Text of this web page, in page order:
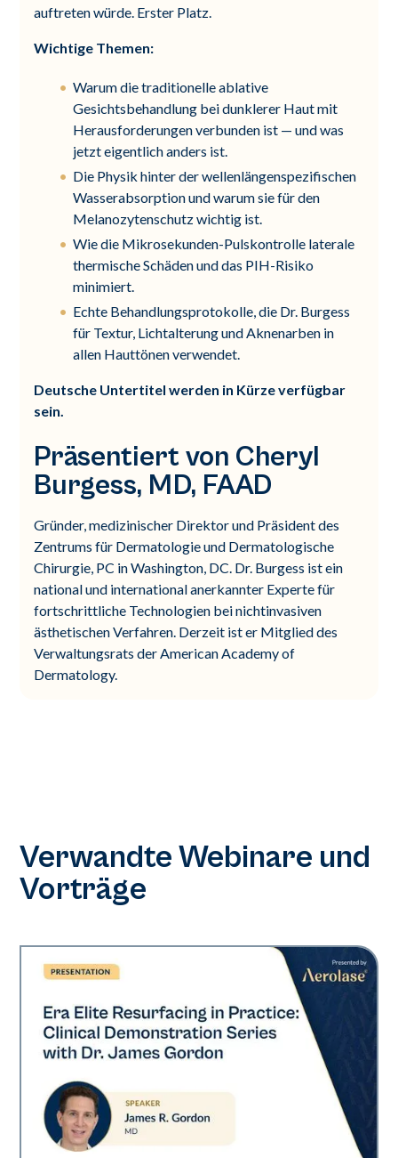
auftreten würde. Erster Platz.
Wichtige Themen:
Warum die traditionelle ablative
Gesichtsbehandlung bei dunklerer Haut mit
Herausforderungen verbunden ist — und was
jetzt eigentlich anders ist.
Die Physik hinter der wellenlängenspezifischen
Wasserabsorption und warum sie für den
Melanozytenschutz wichtig ist.
Wie die Mikrosekunden-Pulskontrolle laterale
thermische Schäden und das PIH-Risiko
minimiert.
Echte Behandlungsprotokolle, die Dr. Burgess
für Textur, Lichtalterung und Aknenarben in
allen Hauttönen verwendet.
Deutsche Untertitel werden in Kürze verfügbar
sein.
Präsentiert von Cheryl
Burgess, MD, FAAD
Gründer, medizinischer Direktor und Präsident des
Zentrums für Dermatologie und Dermatologische
Chirurgie, PC in Washington, DC. Dr. Burgess ist ein
national und international anerkannter Experte für
fortschrittliche Technologien bei nichtinvasiven
ästhetischen Verfahren. Derzeit ist er Mitglied des
Verwaltungsrats der American Academy of
Dermatology.
Verwandte Webinare und
Vorträge